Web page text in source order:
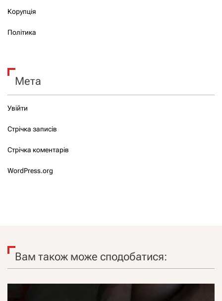
Корупція
Політика
Мета
Увійти
Стрічка записів
Стрічка коментарів
WordPress.org
Вам також може сподобатися: